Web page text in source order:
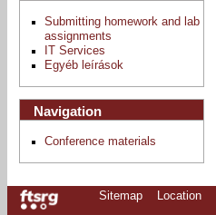
Submitting homework and lab
assignments
IT Services
Egyéb leírások
Navigation
Conference materials
Sitemap Location